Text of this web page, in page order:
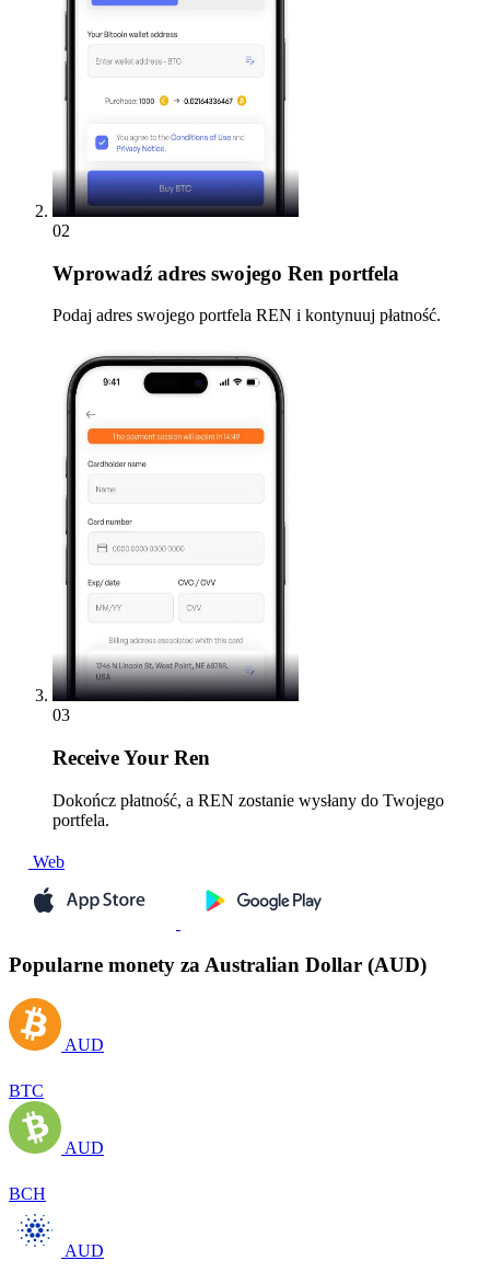
02
Wprowadź adres swojego Ren portfela
Podaj adres swojego portfela REN i kontynuuj płatność.
03
ReceiveYour Ren
Dokończ płatność, a REN zostanie wysłany do Twojego
portfela.
Web
Popularne monety za Australian Dollar (AUD)
AUD
BTC
AUD
BCH
AUD